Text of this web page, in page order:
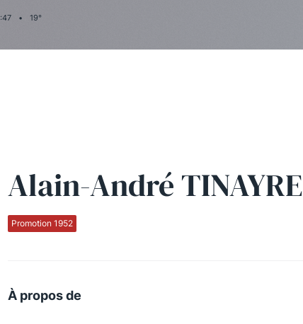
:47 • 19°
Alain-André TINAYRE
Promotion 1952
À propos de